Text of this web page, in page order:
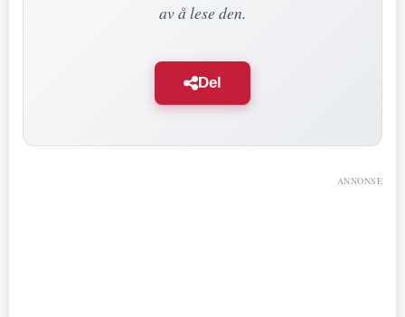
av å lese den.
Del
ANNONSE